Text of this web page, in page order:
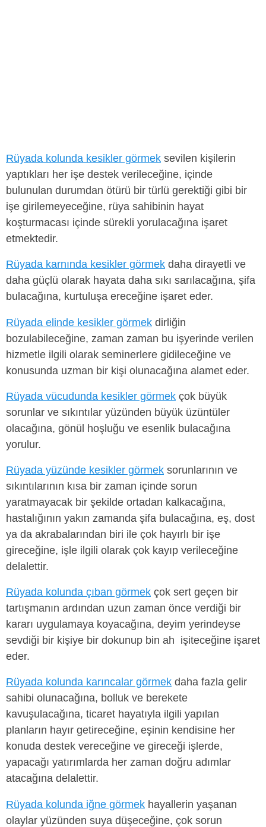
Rüyada kolunda kesikler görmek sevilen kişilerin
yaptıkları her işe destek verileceğine, içinde
bulunulan durumdan ötürü bir türlü gerektiği gibi bir
işe girilemeyeceğine, rüya sahibinin hayat
koşturmacası içinde sürekli yorulacağına işaret
etmektedir.
Rüyada karnında kesikler görmek daha dirayetli ve
daha güçlü olarak hayata daha sıkı sarılacağına, şifa
bulacağına, kurtuluşa ereceğine işaret eder.
Rüyada elinde kesikler görmek dirliğin
bozulabileceğine, zaman zaman bu işyerinde verilen
hizmetle ilgili olarak seminerlere gidileceğine ve
konusunda uzman bir kişi olunacağına alamet eder.
Rüyada vücudunda kesikler görmek çok büyük
sorunlar ve sıkıntılar yüzünden büyük üzüntüler
olacağına, gönül hoşluğu ve esenlik bulacağına
yorulur.
Rüyada yüzünde kesikler görmek sorunlarının ve
sıkıntılarının kısa bir zaman içinde sorun
yaratmayacak bir şekilde ortadan kalkacağına,
hastalığının yakın zamanda şifa bulacağına, eş, dost
ya da akrabalarından biri ile çok hayırlı bir işe
gireceğine, işle ilgili olarak çok kayıp verileceğine
delalettir.
Rüyada kolunda çıban görmek çok sert geçen bir
tartışmanın ardından uzun zaman önce verdiği bir
kararı uygulamaya koyacağına, deyim yerindeyse
sevdiği bir kişiye bir dokunup bin ah işiteceğine işaret
eder.
Rüyada kolunda karıncalar görmek daha fazla gelir
sahibi olunacağına, bolluk ve berekete
kavuşulacağına, ticaret hayatıyla ilgili yapılan
planların hayır getireceğine, eşinin kendisine her
konuda destek vereceğine ve gireceği işlerde,
yapacağı yatırımlarda her zaman doğru adımlar
atacağına delalettir.
Rüyada kolunda iğne görmek hayallerin yaşanan
olaylar yüzünden suya düşeceğine, çok sorun